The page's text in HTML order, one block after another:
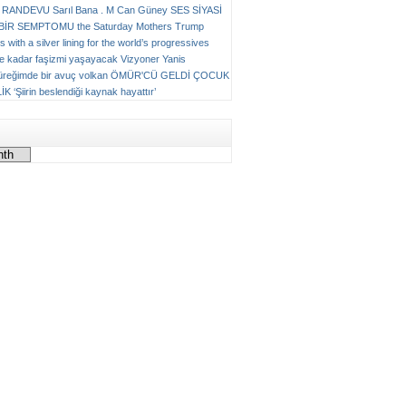
RANDEVU Sarıl Bana . M Can Güney SES SİYASİ
SEMPTOMU the Saturday Mothers Trump
with a silver lining for the world’s progressives
kadar faşizmi yaşayacak Vizyoner Yanis
bir avuç volkan ÖMÜR'CÜ GELDİ ÇOCUK
‘Şiirin beslendiği kaynak hayattır’